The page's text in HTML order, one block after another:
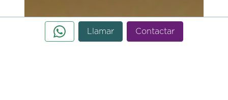
Llamar Contactar